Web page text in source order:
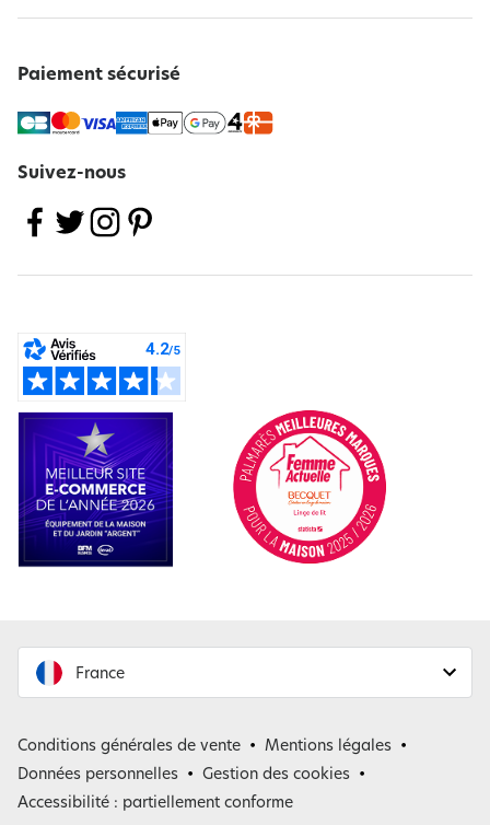
Paiement sécurisé
Suivez-nous
France
Belgique
Conditions générales de vente
Mentions légales
Données personnelles
Gestion des cookies
Accessibilité : partiellement conforme